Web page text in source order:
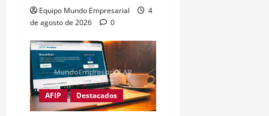
Equipo Mundo Empresarial
4
de agosto de 2026
0
AFIP Destacados